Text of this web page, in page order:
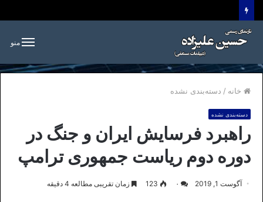
منو
خانه / دسته‌بندی نشده
دسته‌بندی نشده
راهبرد فرسایش ایران و جنگ در
دوره دوم ریاست جمهوری‌ ترامپ
آگوست 1, 2019 ۰ 123 زمان تقریبی مطالعه 4 دقیقه